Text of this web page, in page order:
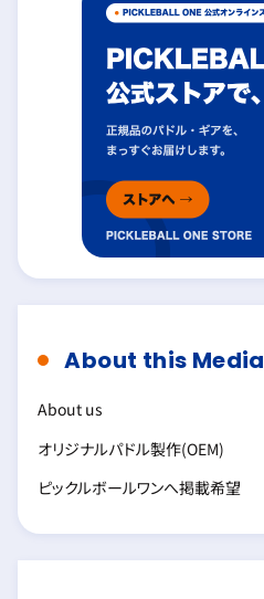
About this Media
About us
オリジナルパドル製作(OEM)
ピックルボールワンへ掲載希望